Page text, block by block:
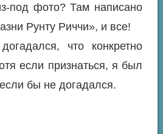
под фото? Там написано
Рунту Риччи», и все!
что конкретно
если признаться, я был
бы не догадался.